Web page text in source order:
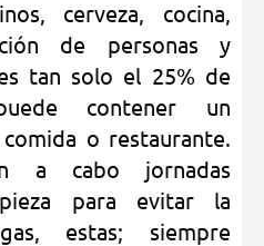
cerveza, cocina,
de personas y
tan solo el 25% de
contener un
o restaurante.
a cabo jornadas
para evitar la
estas; siempre